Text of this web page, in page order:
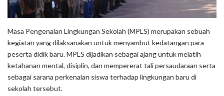
Masa Pengenalan Lingkungan Sekolah (MPLS) merupakan sebuah
kegiatan yang dilaksanakan untuk menyambut kedatangan para
peserta didik baru. MPLS dijadikan sebagai ajang untuk melatih
ketahanan mental, disiplin, dan mempererat tali persaudaraan serta
sebagai sarana perkenalan siswa terhadap lingkungan baru di
sekolah tersebut.